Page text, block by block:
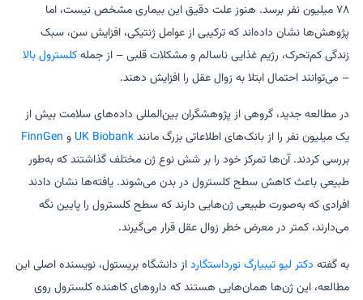
۷۸ میلیون نفر برسد. هنوز علت دقیق این بیماری مشخص نیست، اما
پژوهش‌ها نشان داده‌اند که ترکیبی از عوامل ژنتیکی، افزایش سن، سبک
زندگی کم‌تحرک، رژیم غذایی ناسالم و مشکلات قلبی – از جملهکلسترول بالا
– می‌توانند احتمال ابتلا به زوال عقل را افزایش دهند.
در مطالعه جدید، گروهی از پژوهشگران بین‌المللی داده‌های سلامت بیش از
یک میلیون نفر را از بانک‌های اطلاعاتی بزرگ مانندUK Biobank و FinnGen
بررسی کردند. آن‌ها تمرکز خود را بر شش نوع ژن مختلف گذاشتند که به‌طور
طبیعی باعث کاهش سطح کلسترول در بدن می‌شوند. یافته‌ها نشان دادند
افرادی که به‌صورت طبیعی ژن‌هایی دارند که سطح کلسترول را پایین نگه
می‌دارند، کمتر در معرض خطر زوال عقل قرار می‌گیرند.
به گفته دکتر لیو تیبیارگ نورداستگارداز دانشگاه بریستول، نویسنده اصلی این
مطالعه، این ژن‌ها همان‌هایی هستند که داروهای کاهنده کلسترول روی